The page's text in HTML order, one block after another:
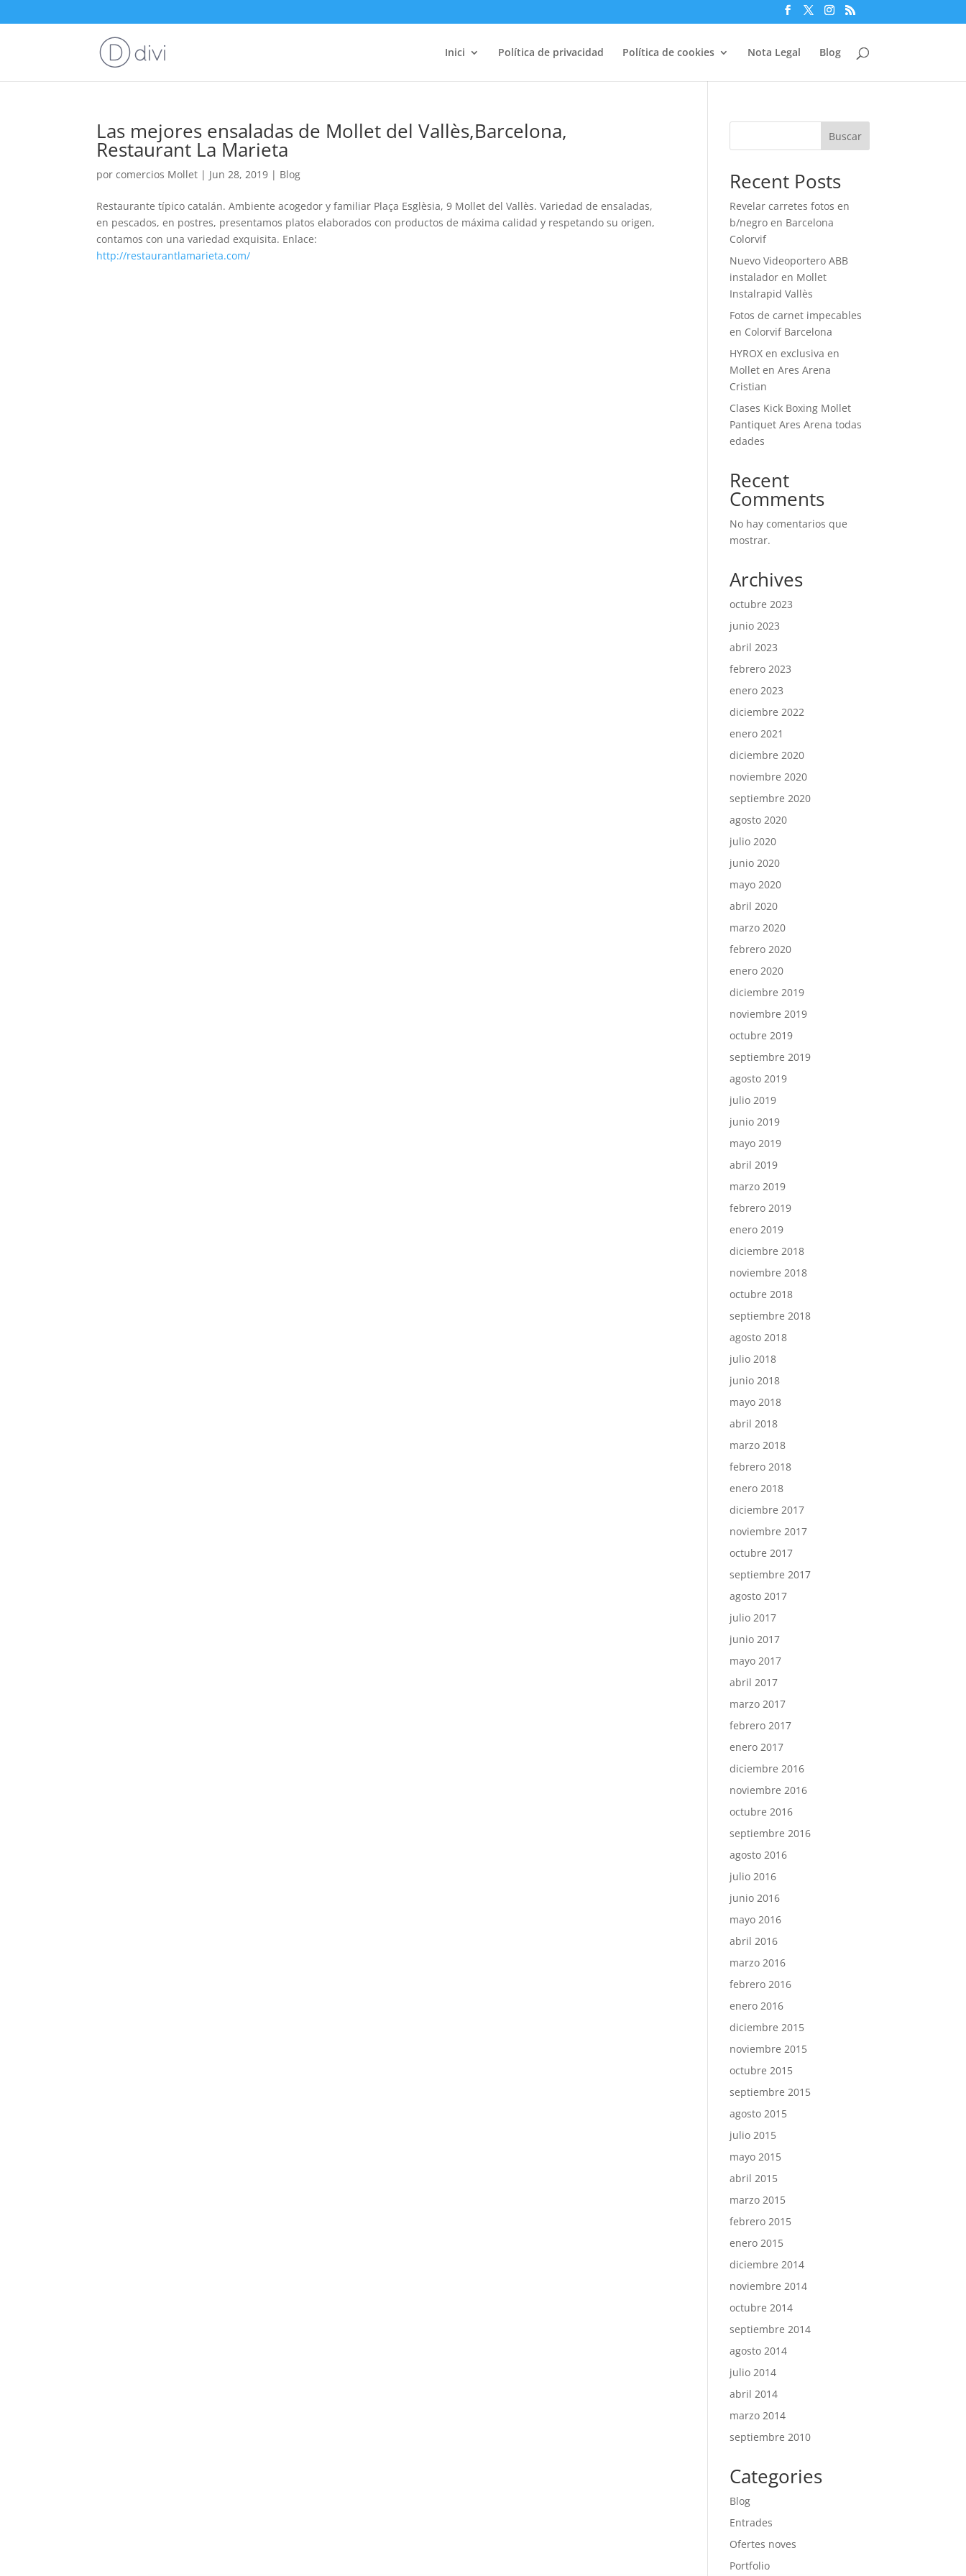
Inici Política de privacidad Política de cookies Nota Legal Blog
Las mejores ensaladas de Mollet del Vallès,Barcelona,
Restaurant La Marieta
porcomercios Mollet | Jun 28, 2019 | Blog
Restaurante típico catalán. Ambiente acogedor y familiar Plaça Esglèsia, 9 Mollet del Vallès. Variedad de ensaladas,
en pescados, en postres, presentamos platos elaborados con productos de máxima calidad y respetando su origen,
contamos con una variedad exquisita. Enlace:
http://restaurantlamarieta.com/
Buscar
Recent Posts
Revelar carretes fotos en
b/negro en Barcelona
Colorvif
Nuevo Videoportero ABB
instalador en Mollet
Instalrapid Vallès
Fotos de carnet impecables
en Colorvif Barcelona
HYROX en exclusiva en
Mollet en Ares Arena
Cristian
Clases Kick Boxing Mollet
Pantiquet Ares Arena todas
edades
Recent
Comments
No hay comentarios que
mostrar.
Archives
octubre 2023
junio 2023
abril 2023
febrero 2023
enero 2023
diciembre 2022
enero 2021
diciembre 2020
noviembre 2020
septiembre 2020
agosto 2020
julio 2020
junio 2020
mayo 2020
abril 2020
marzo 2020
febrero 2020
enero 2020
diciembre 2019
noviembre 2019
octubre 2019
septiembre 2019
agosto 2019
julio 2019
junio 2019
mayo 2019
abril 2019
marzo 2019
febrero 2019
enero 2019
diciembre 2018
noviembre 2018
octubre 2018
septiembre 2018
agosto 2018
julio 2018
junio 2018
mayo 2018
abril 2018
marzo 2018
febrero 2018
enero 2018
diciembre 2017
noviembre 2017
octubre 2017
septiembre 2017
agosto 2017
julio 2017
junio 2017
mayo 2017
abril 2017
marzo 2017
febrero 2017
enero 2017
diciembre 2016
noviembre 2016
octubre 2016
septiembre 2016
agosto 2016
julio 2016
junio 2016
mayo 2016
abril 2016
marzo 2016
febrero 2016
enero 2016
diciembre 2015
noviembre 2015
octubre 2015
septiembre 2015
agosto 2015
julio 2015
mayo 2015
abril 2015
marzo 2015
febrero 2015
enero 2015
diciembre 2014
noviembre 2014
octubre 2014
septiembre 2014
agosto 2014
julio 2014
abril 2014
marzo 2014
septiembre 2010
Categories
Blog
Entrades
Ofertes noves
Portfolio